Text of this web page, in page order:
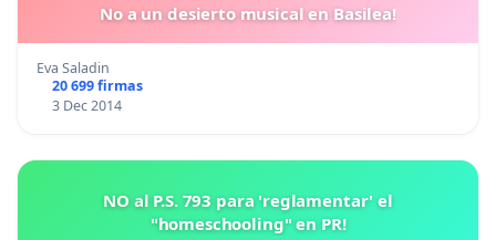
No a un desierto musical en Basilea!
Eva Saladin
20 699 firmas
3 Dec 2014
NO al P.S. 793 para 'reglamentar' el
"homeschooling" en PR!